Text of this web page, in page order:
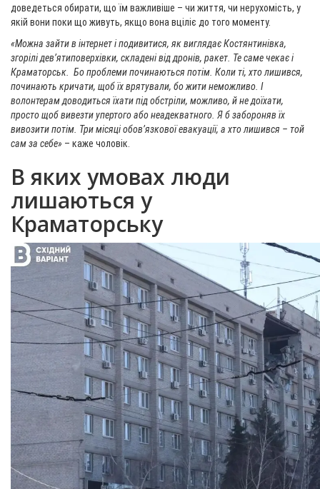
доведеться обирати, що їм важливіше – чи життя, чи нерухомість, у
якій вони поки що живуть, якщо вона вціліє до того моменту.
«Можна зайти в інтернет і подивитися, як виглядає Костянтинівка,
згорілі дев’ятиповерхівки, складені від дронів, ракет. Те саме чекає і
Краматорськ. Бо проблеми починаються потім. Коли ті, хто лишився,
починають кричати, щоб їх врятували, бо жити неможливо. І
волонтерам доводиться їхати під обстріли, можливо, й не доїхати,
просто щоб вивезти упертого або неадекватного. Я б забороняв їх
вивозити потім. Три місяці обов’язкової евакуації, а хто лишився – той
сам за себе» – каже чоловік.
В яких умовах люди
лишаються у
Краматорську